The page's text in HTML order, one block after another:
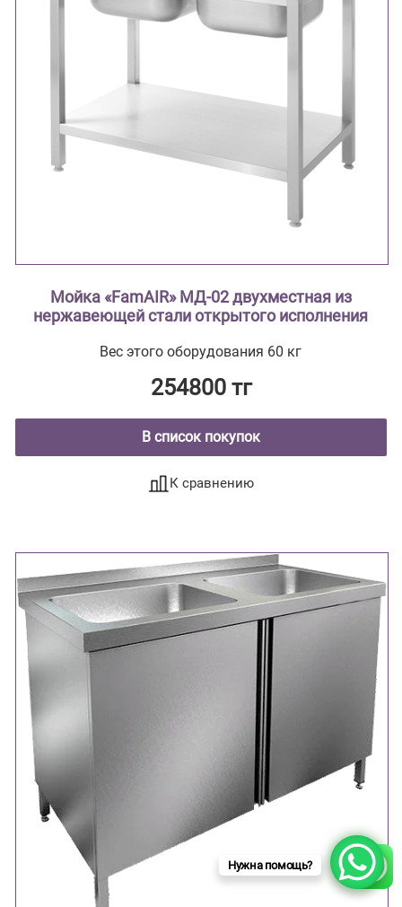
Мойка «FamAIR» МД-02 двухместная из
нержавеющей стали открытого исполнения
Вес этого оборудования 60 кг
254800 тг
В список покупок
К сравнению
Нужна помощь?